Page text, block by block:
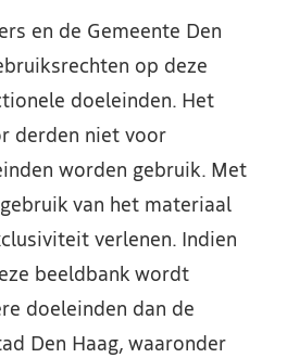
en de Gemeente Den
op deze
doeleinden. Het
derden niet voor
worden gebruik. Met
van het materiaal
verlenen. Indien
beeldbank wordt
doeleinden dan de
Den Haag, waaronder